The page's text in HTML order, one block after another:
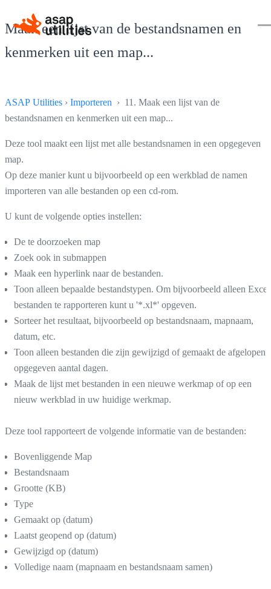
Maak een lijst van de bestandsnamen en
kenmerken uit een map...
ASAP Utilities › Importeren › 11. Maak een lijst van de
bestandsnamen en kenmerken uit een map...
Deze tool maakt een lijst met alle bestandsnamen in een opgegeven
map.
Op deze manier kunt u bijvoorbeeld op een werkblad de namen
importeren van alle bestanden op een cd-rom.
U kunt de volgende opties instellen:
De te doorzoeken map
Zoek ook in submappen
Maak een hyperlink naar de bestanden.
Toon alleen bepaalde bestandstypen. Om bijvoorbeeld alleen Excel
bestanden te rapporteren kunt u '*.xl*' opgeven.
Sorteer het resultaat, bijvoorbeeld op bestandsnaam, mapnaam,
datum, etc.
Toon alleen bestanden die zijn gewijzigd of gemaakt de afgelopen
opgegeven aantal dagen.
Maak de lijst met bestanden in een nieuwe werkmap of op een
nieuw werkblad in uw huidige werkmap.
Deze tool rapporteert de volgende informatie van de bestanden:
Bovenliggende Map
Bestandsnaam
Grootte (KB)
Type
Gemaakt op (datum)
Laatst geopend op (datum)
Gewijzigd op (datum)
Volledige naam (mapnaam en bestandsnaam samen)